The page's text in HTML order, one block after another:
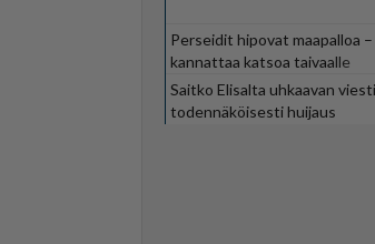
Perseidit hipovat maapalloa –
kannattaa katsoa taivaalle
Saitko Elisalta uhkaavan
todennäköisesti huijaus